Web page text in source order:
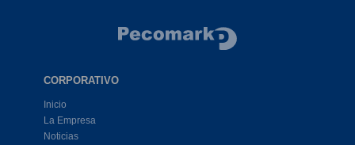
CORPORATIVO
Inicio
La Empresa
Noticias